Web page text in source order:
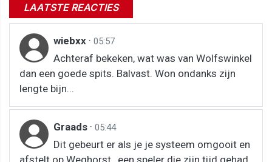
LAATSTE REACTIES
wiebxx · 05:57
Achteraf bekeken, wat was van Wolfswinkel
dan een goede spits. Balvast. Won ondanks zijn
lengte bijn...
Graads · 05:44
Dit gebeurt er als je je systeem omgooit en
afstelt op Weghorst , een speler die zijn tijd gehad